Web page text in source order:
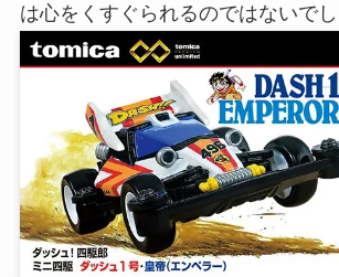
は心をくすぐられるのではないでし